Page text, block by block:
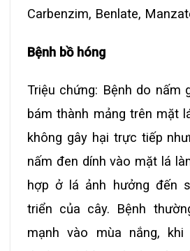
Carbenzim, Benlate,
Bệnh bồ hóng
Triệu chứng: Bệnh do nấm
bám thành mảng trên mặt
không gây hại trực tiếp
nấm đen dính vào mặt lá
hợp ở lá ảnh hưởng đến
triển của cây. Bệnh
mạnh vào mùa nắng, khi